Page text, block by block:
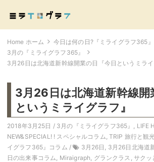
Home ホーム
今日は何の日?『ミライグラフ365
3月の『ミライグラフ365』
3月26日は北海道新幹線開業の日『今日というミライ
3月26日は北海道新幹線開
というミライグラフ』
2018年3月25日 / 3月の『ミライグラフ365』 , LIFE
NEW&SPECIAL! ! スペシャルコラム,TRIP 旅行と観
イグラフ365』コラム / 3月26日 , 3月26日北海道
日の出来事コラム, Miraigraph, グランクラス , サクッ